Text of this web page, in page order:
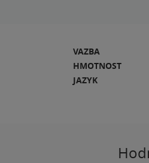
VAZBA
HMOTNOST
JAZYK